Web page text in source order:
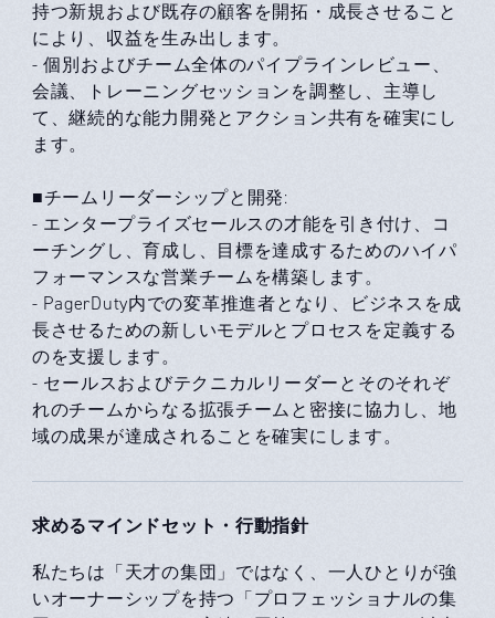
持つ新規および既存の顧客を開拓・成長させること
により、収益を生み出します。
- 個別およびチーム全体のパイプラインレビュー、
会議、トレーニングセッションを調整し、主導し
て、継続的な能力開発とアクション共有を確実にし
ます。
■チームリーダーシップと開発:
- エンタープライズセールスの才能を引き付け、コ
ーチングし、育成し、目標を達成するためのハイパ
フォーマンスな営業チームを構築します。
- PagerDuty内での変革推進者となり、ビジネスを成
長させるための新しいモデルとプロセスを定義する
のを支援します。
- セールスおよびテクニカルリーダーとそのそれぞ
れのチームからなる拡張チームと密接に協力し、地
域の成果が達成されることを確実にします。
求めるマインドセット・行動指針
私たちは「天才の集団」ではなく、一人ひとりが強
いオーナーシップを持つ「プロフェッショナルの集